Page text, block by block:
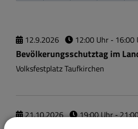
12.9.2026 12:00 Uhr‐ 16:00
Bevölkerungsschutztag im
Volksfestplatz Taufkirchen
21.10.2026 19:00 Uhr‐